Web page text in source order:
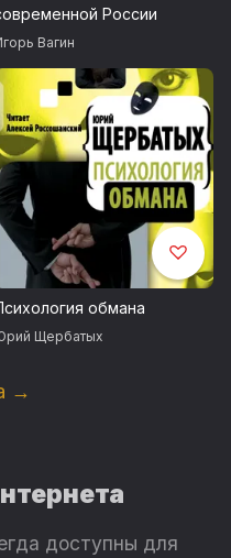
России
Вагин
обмана
Щербатых
→
доступны для